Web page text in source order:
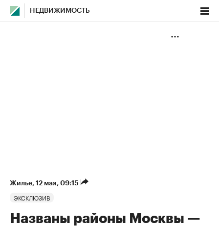
НЕДВИЖИМОСТЬ
Жилье⁠, 12 мая, 09:15
ЭКСКЛЮЗИВ
Названы районы Москвы —